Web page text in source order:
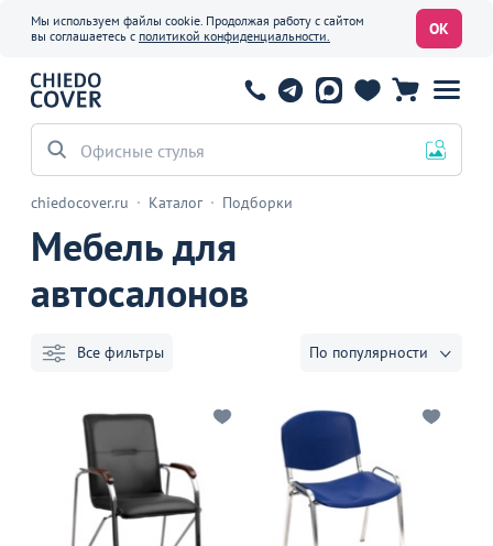
Мы используем файлы cookie. Продолжая работу с сайтом
вы соглашаетесь с политикой конфиденциальности. ОК
Офисные стулья
chiedocover.ru Каталог Подборки
Мебель для
автосалонов
Все фильтры По популярности